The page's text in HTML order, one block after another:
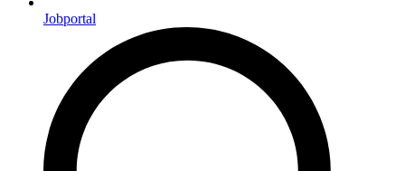
Jobportal